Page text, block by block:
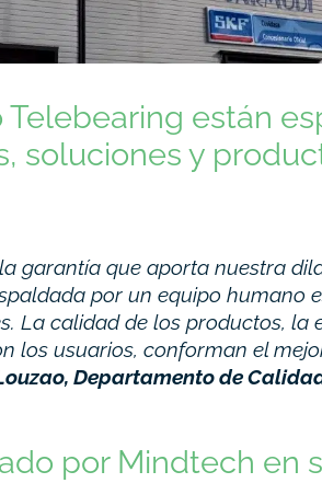
están
soluciones y
garantía que aporta nuestra
por un equipo humano
La calidad de los productos, la
los usuarios, conforman el
Departamento de
por Mindtech en